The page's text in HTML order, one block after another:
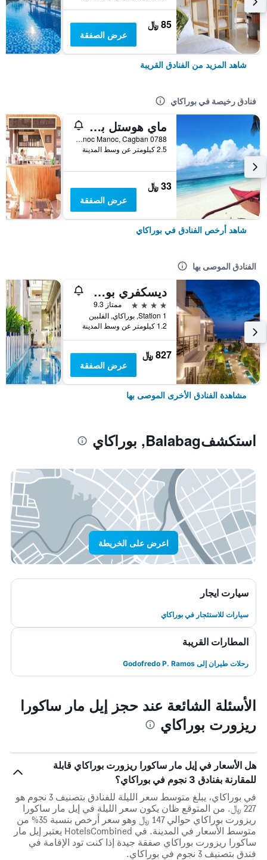
85 ﷼
عرض الصفقة
شاهد المزيد من الفنادق القريبة
فنادق رخيصة في بوراكاي
ماي هوستل بوراكاي
0788 Manoc Manoc, Cagban, بوراكاي, الفلبين
2.5 كيلومتر عن وسط المدينة
33 ﷼
عرض الصفقة
شاهد أرخص الفنادق في بوراكاي
الفنادق الموصى بها
ديسكفري بوراكاي
4 نجوم
ممتاز 9.3
Station 1, بوراكاي, الفلبين
1.2 كيلومتر عن وسط المدينة
827 ﷼
عرض الصفقة
مشاهدة الفنادق الأخرى الموصى بها
استكشفBalabag, بوراكاي
اعرض على الخريطة
سيارت ايجار
سيارات للاستئجار في بوراكاي
المطارات القريبة
رحلات طيران إلى Godofredo P. Ramos
الأسئلة الشائعة عند حجز إيل مار ساكورا
ريزورت بوراكاي
هل الأسعار في إيل مار ساكورا ريزورت بوراكاي قابلة
للمقارنة بفنادق 3 نجوم في بوراكاي؟
في بوراكاي، يبلغ متوسط ​​سعر الليلة للفنادق بتصنيف 3 نجوم هو
227 ﷼. من المتوقع ظان يكون سعر الليلة في إيل مار ساكورا
ريزورت بوراكاي حوالي 147 ﷼ وهو سعر أرخص بنسبة 35% من
متوسط الأسعار في المدينة. في HotelsCombined يعتبر إيل مار
ساكورا ريزورت بوراكاي صفقة جيدة إذا كنت تود الإقامة في
فندق بتصنيف 3 نجوم في بوراكاي.